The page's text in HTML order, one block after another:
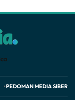
PEDOMAN MEDIA SIBER